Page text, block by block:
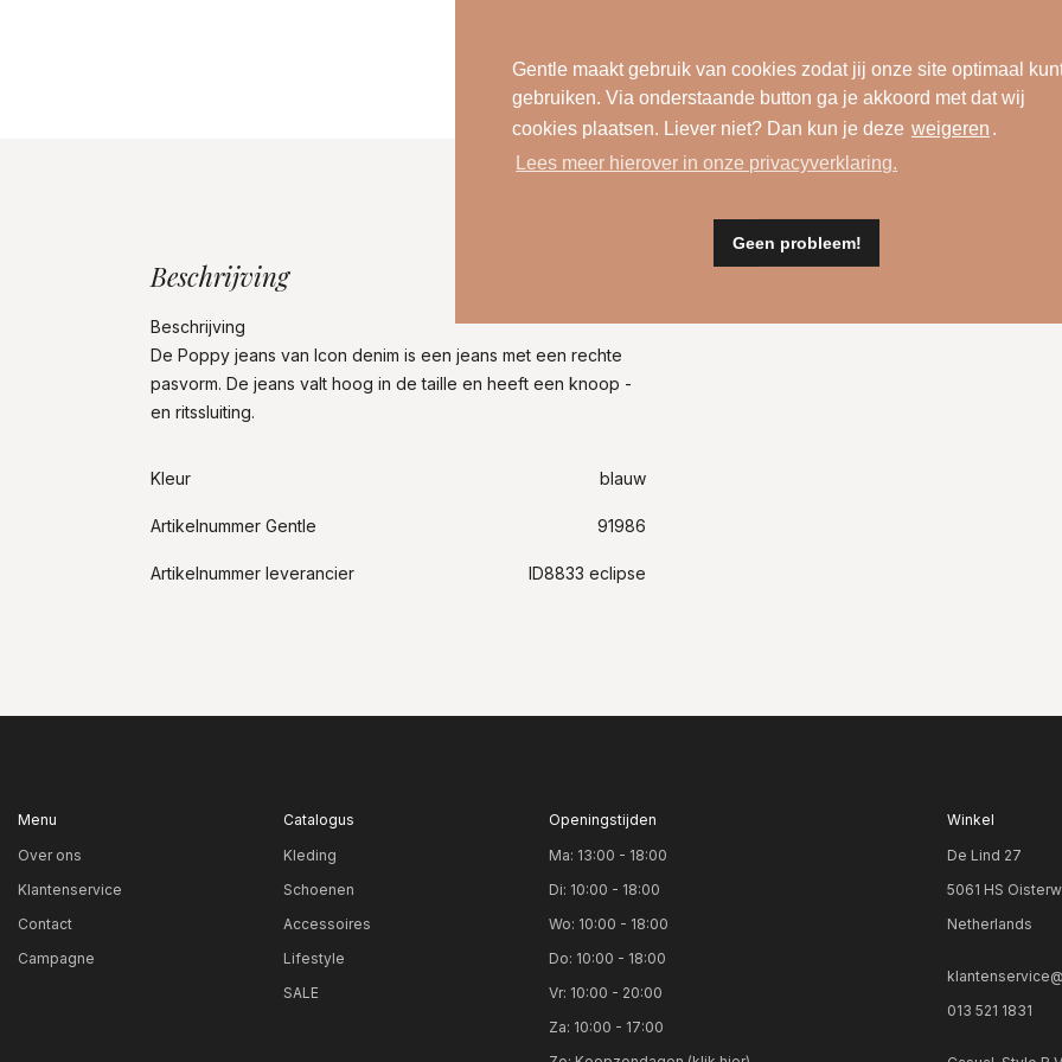
Gentle maakt gebruik van cookies zodat jij onze site optimaal
gebruiken. Via onderstaande button ga je akkoord met dat wij
cookies plaatsen. Liever niet? Dan kun je deze weigeren .
Lees meer hierover in onze privacyverklaring.
Geen probleem!
Beschrijving
Beschrijving
De Poppy jeans van Icon denim is een jeans met een rechte
pasvorm. De jeans valt hoog in de taille en heeft een knoop -
en ritssluiting.
Kleur blauw
Artikelnummer Gentle 91986
Artikelnummer leverancier ID8833 eclipse
Wasinformatie
Menu
Over ons
Klantenservice
Contact
Campagne
Catalogus
Kleding
Schoenen
Accessoires
Lifestyle
SALE
Openingstijden
Ma: 13:00 - 18:00
Di: 10:00 - 18:00
Wo: 10:00 - 18:00
Do: 10:00 - 18:00
Vr: 10:00 - 20:00
Za: 10:00 - 17:00
Winkel
De Lind 27
5061 HS
Netherlands
013 521 1831